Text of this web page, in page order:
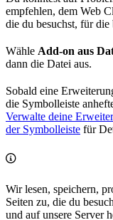
empfehlen, dem Web
die du besuchst, für die
Wähle Add-on aus
dann die Datei aus.
Sobald eine
die Symbolleiste
Verwalte deine
der Symbolleiste für
Wir lesen, speichern,
Seiten zu, die du
und auf unsere Server